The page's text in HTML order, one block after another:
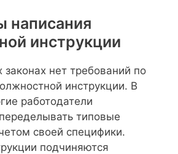
написания
инструкции
нет требований по
инструкции. В
работодатели
типовые
своей специфики.
подчиняются